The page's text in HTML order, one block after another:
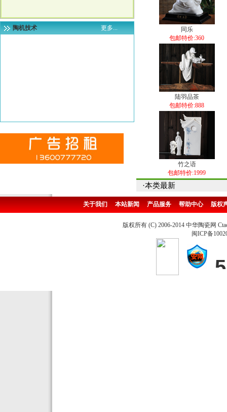
陶机技术 更多...
同乐
包邮特价:360
陆羽品茶
包邮特价:888
竹之语
包邮特价:1999
·本类最新
关于我们 本站新闻 产品服务 帮助中心 版权
版权所有 (C) 2006-2014 中华陶瓷网
闽ICP备